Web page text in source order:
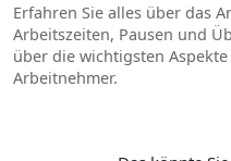
Erfahren Sie alles über das
Arbeitszeiten, Pausen und
über die wichtigsten
Arbeitnehmer.